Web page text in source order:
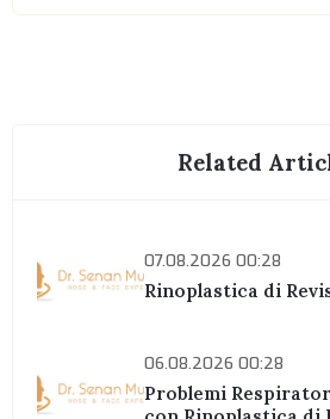
Related
07.08.2026 00:28
Rinoplastica di
06.08.2026 00:28
Problemi